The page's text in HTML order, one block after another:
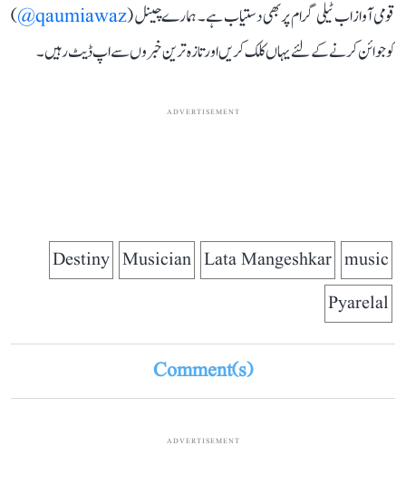
قومی آواز اب ٹیلی گرام پر بھی دستیاب ہے۔ ہمارے چینل (qaumiawaz@
)
کو جوائن کرنے کے لئے یہاں کلک کریں اور تازہ ترین خبروں سے اپ ڈیٹ رہیں۔
ADVERTISEMENT
music
Lata Mangeshkar
Musician
Destiny
Pyarelal
Comment(s)
ADVERTISEMENT